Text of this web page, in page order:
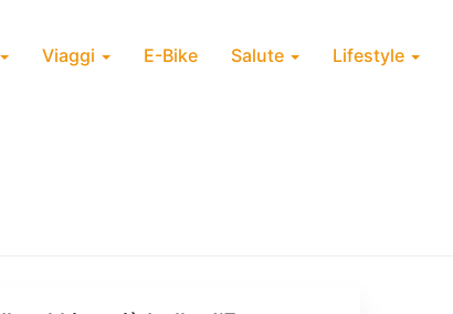
Viaggi E-Bike Salute Lifestyle